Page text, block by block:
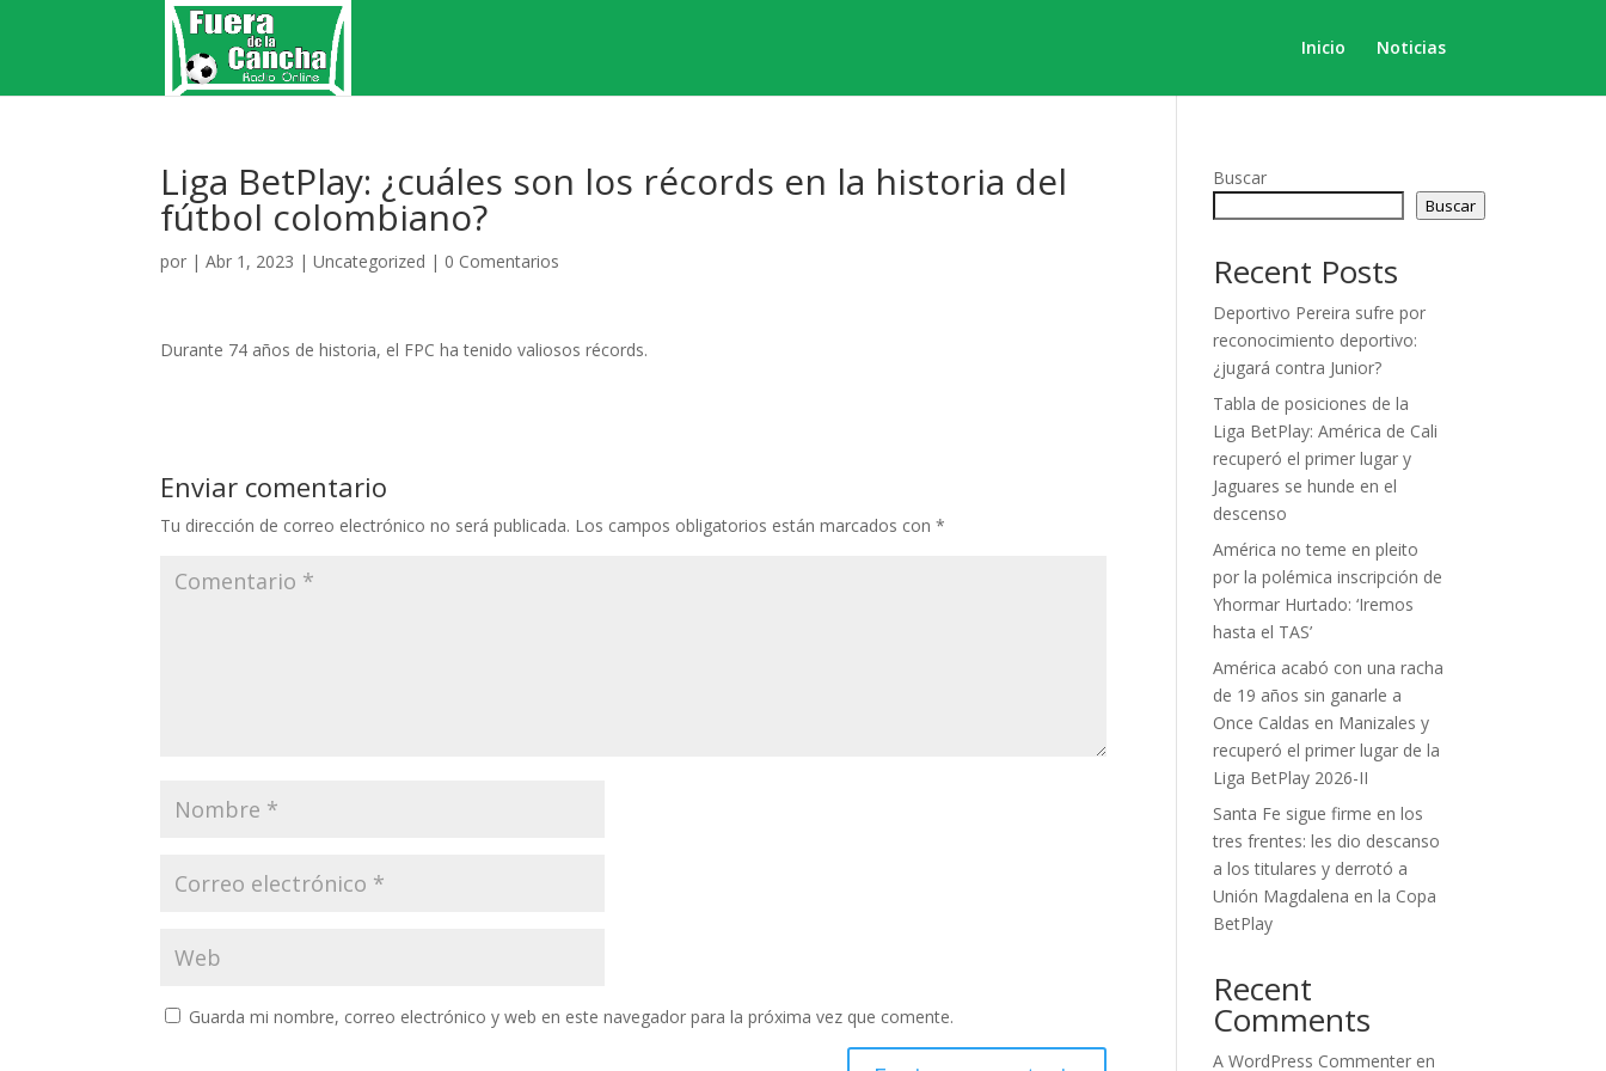
Inicio Noticias
Liga BetPlay: ¿cuáles son los récords en la historia del
fútbol colombiano?
por |Abr 1, 2023 |Uncategorized | 0 Comentarios
Durante 74 años de historia, el FPC ha tenido valiosos récords.
Enviar comentario
Tu dirección de correo electrónico no será publicada. Los campos obligatorios están marcados con*
Guarda mi nombre, correo electrónico y web en este navegador para la próxima vez que comente.
Buscar
Buscar
Recent Posts
Deportivo Pereira sufre por
reconocimiento deportivo:
¿jugará contra Junior?
Tabla de posiciones de la
Liga BetPlay: América de Cali
recuperó el primer lugar y
Jaguares se hunde en el
descenso
América no teme en pleito
por la polémica inscripción de
Yhormar Hurtado: ‘Iremos
hasta el TAS’
América acabó con una racha
de 19 años sin ganarle a
Once Caldas en Manizales y
recuperó el primer lugar de la
Liga BetPlay 2026-II
Santa Fe sigue firme en los
tres frentes: les dio descanso
a los titulares y derrotó a
Unión Magdalena en la Copa
BetPlay
Recent
Comments
A WordPress Commenter en